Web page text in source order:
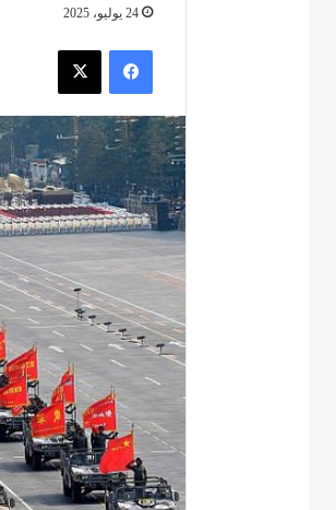
24 يوليو، 2025
فيسبوك